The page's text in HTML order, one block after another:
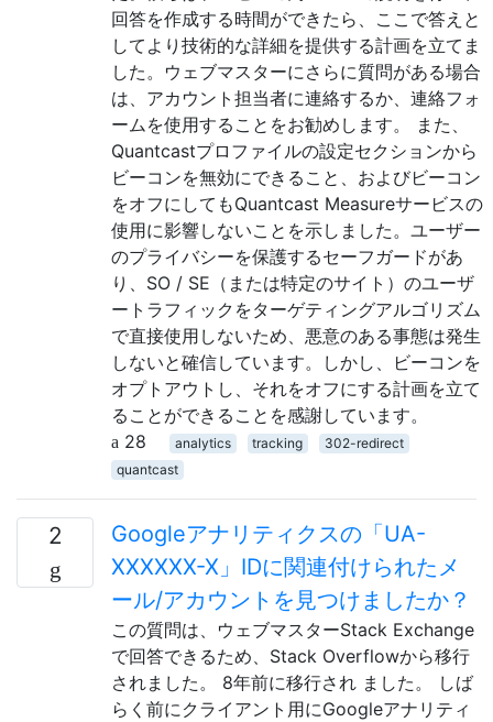
回答を作成する時間ができたら、ここで答えと
してより技術的な詳細を提供する計画を立てま
した。ウェブマスターにさらに質問がある場合
は、アカウント担当者に連絡するか、連絡フォ
ームを使用することをお勧めします。 また、
Quantcastプロファイルの設定セクションから
ビーコンを無効にできること、およびビーコン
をオフにしてもQuantcast Measureサービスの
使用に影響しないことを示しました。ユーザー
のプライバシーを保護するセーフガードがあ
り、SO / SE（または特定のサイト）のユーザ
ートラフィックをターゲティングアルゴリズム
で直接使用しないため、悪意のある事態は発生
しないと確信しています。しかし、ビーコンを
オプトアウトし、それをオフにする計画を立て
ることができることを感謝しています。
28
analytics tracking
302-redirect
quantcast
2
Googleアナリティクスの「UA-
XXXXXX-X」IDに関連付けられたメ
ール/アカウントを見つけましたか？
この質問は、ウェブマスターStack Exchange
で回答できるため、Stack Overflowから移行
されました。 8年前に移行され ました。 しば
らく前にクライアント用にGoogleアナリティ